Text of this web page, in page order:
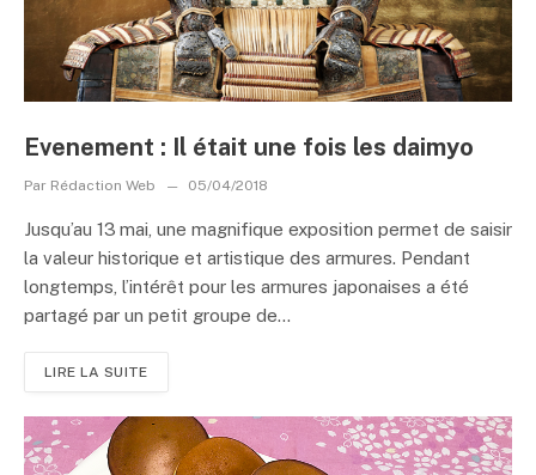
Evenement : Il était une fois les daimyo
Par Rédaction Web 05/04/2018
Jusqu’au 13 mai, une magnifique exposition permet de saisir
la valeur historique et artistique des armures. Pendant
longtemps, l’intérêt pour les armures japonaises a été
partagé par un petit groupe de...
LIRE LA SUITE